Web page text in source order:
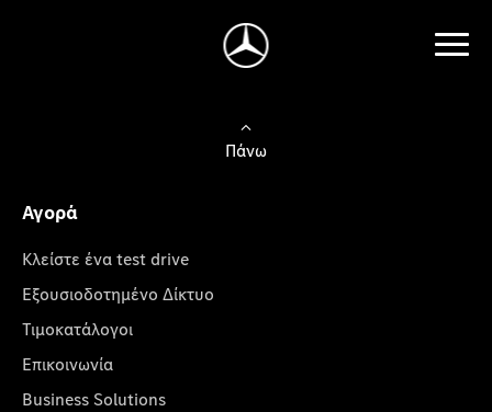
Πάνω
Αγορά
Κλείστε ένα test drive
Εξουσιοδοτημένο Δίκτυο
Τιμοκατάλογοι
Επικοινωνία
Business Solutions